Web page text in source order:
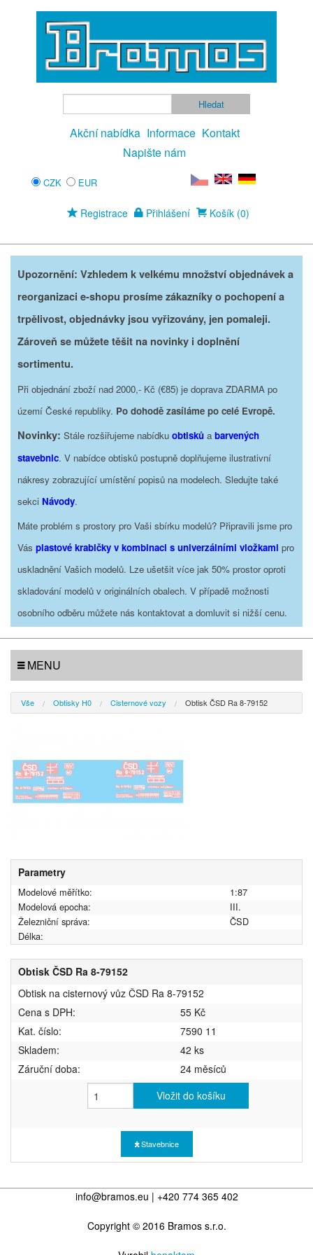
Akční nabídka Informace Kontakt
Napište nám
CZK EUR
Registrace Přihlášení Košík (0)
Upozornění: Vzhledem k velkému množství objednávek a
reorganizaci e-shopu prosíme zákazníky o pochopení a
trpělivost, objednávky jsou vyřizovány, jen pomaleji.
Zároveň se můžete těšit na novinky i doplnění
sortimentu.
Při objednání zboží nad 2000,- Kč (€85) je doprava ZDARMA po
území České republiky. Po dohodě zasíláme po celé Evropě.
Novinky: Stále rozšiřujeme nabídku obtisků a barvených
stavebnic. V nabídce obtisků postupně doplňujeme ilustrativní
nákresy zobrazující umístění popisů na modelech. Sledujte také
sekci Návody.
Máte problém s prostory pro Vaši sbírku modelů? Připravili jsme pro
Vás plastové krabičky v kombinaci s univerzálními vložkami pro
uskladnění Vašich modelů. Lze ušetšit více jak 50% prostor oproti
skladování modelů v originálních obalech. V případě možnosti
osobního odběru můžete nás kontaktovat a domluvit si nižší cenu.
MENU
Vše Obtisky H0 Cisternové vozy Obtisk ČSD Ra 8-79152
Parametry
Modelové měřítko:
1:87
Modelová epocha:
III.
Železniční správa:
ČSD
Délka:
Obtisk ČSD Ra 8-79152
Obtisk na cisternový vůz ČSD Ra 8-79152
Cena s DPH:
55 Kč
Kat. číslo:
7590 11
Skladem:
42 ks
Záruční doba:
24 měsíců
Vložit do košíku
Stavebnice
info@bramos.eu | +420 774 365 402
Copyright © 2016 Bramos s.r.o.